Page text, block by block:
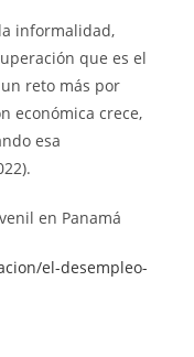
informalidad,
que es el
reto más por
económica crece,
esa
en Panamá
el-desempleo-